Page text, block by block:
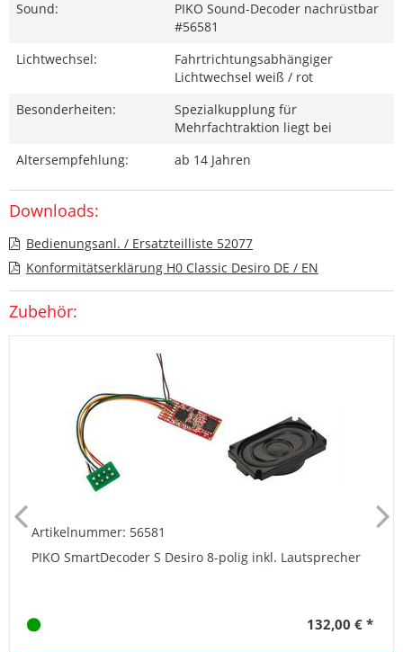
Sound:
PIKO Sound-Decoder nachrüstbar
#56581
Lichtwechsel:
Fahrtrichtungsabhängiger
Lichtwechsel weiß / rot
Besonderheiten:
Spezialkupplung für
Mehrfachtraktion liegt bei
Altersempfehlung:
ab 14 Jahren
Downloads:
Bedienungsanl. / Ersatzteilliste 52077
Konformitätserklärung H0 Classic Desiro DE / EN
Zubehör:
Artikelnummer: 56581
PIKO SmartDecoder S Desiro 8-polig inkl. Lautsprecher
132,00 € *